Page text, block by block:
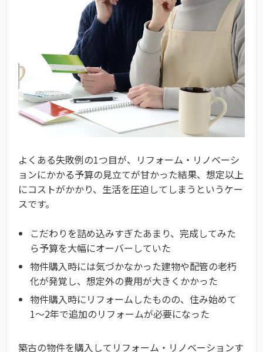
よくある失敗例の1つ目が、リフォーム・リノベーシ
ョンにかかる予算の見立てが甘かった結果、想定以上
にコストがかかり、生活を圧迫してしまうというケー
スです。
こだわりを詰め込みすぎたあまり、完成してみた
ら予算を大幅にオーバーしていた
物件購入時には気づかなかった建物や配管の老朽
化が発覚し、想定外の費用が大きくかかった
物件購入時にリフォームしたものの、住み始めて
1〜2年で追加のリフォームが必要になった
築古の物件を購入してリフォーム・リノベーションす